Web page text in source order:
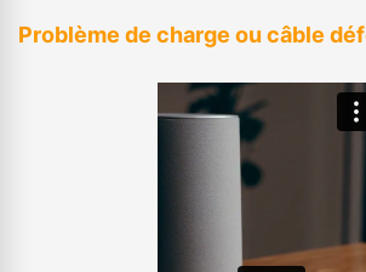
Problème de charge ou câble